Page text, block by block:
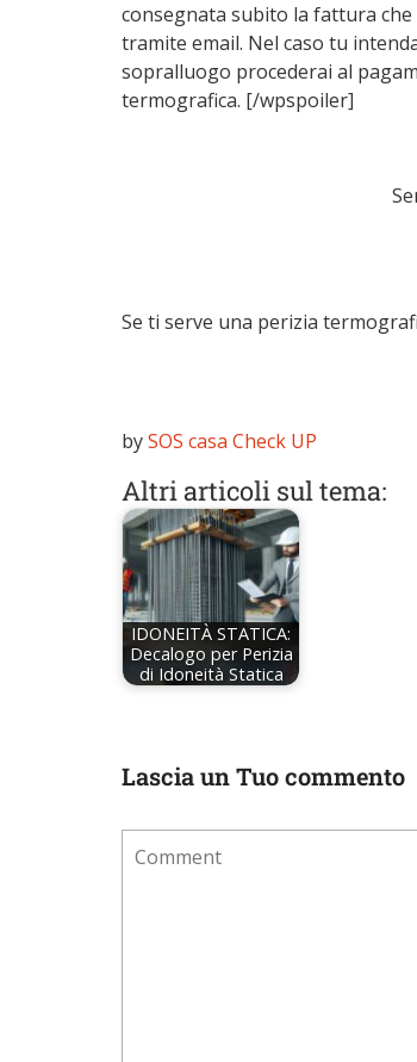
consegnata subito la fattura
tramite email. Nel caso tu
sopralluogo procederai al
termografica. [/wpspoiler]
Se ti serve una perizia
bySOS casa Check UP
Altri articoli sul tema:
IDONEITÀ STATICA:
Decalogo per Perizia
di Idoneità Statica
Lascia un Tuo commento